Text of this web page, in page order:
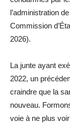
l’administration
Commission
2026).
La junte ayant
2022, un
craindre que la
nouveau.
voie à ne plus